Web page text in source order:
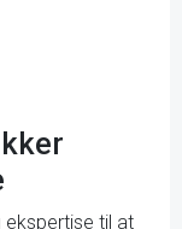
ekspertise til at